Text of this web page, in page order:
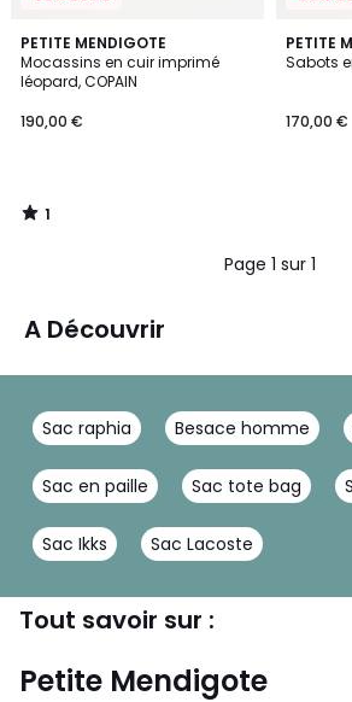
PETITE MENDIGOTE
Mocassins en cuir imprimé
léopard, COPAIN
190,00 €
1
/
5
1
/
PETITE
Sabots
170,00 €
Page 1 sur 1
A Découvrir
Sac raphia Besace homme
Sac en paille Sac tote bag
Sac Ikks Sac Lacoste
Tout savoir sur :
Petite Mendigote